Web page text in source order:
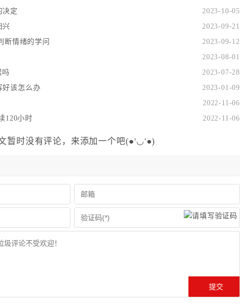
2023-10-05
决定
2023-09-21
兴
2023-09-12
断情绪的学问
2023-08-01
2023-07-28
吗
2023-01-09
好该怎么办
2022-11-06
2022-11-06
120小时
暂时没有评论，来添加一个吧(●'◡'●)